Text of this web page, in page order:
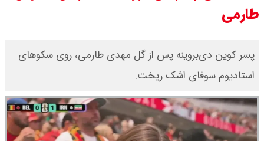
۱۴۰۵/ صعود طلا ادامه‌دار شد
۱۴۰۵ اعلام شد/ طلا بر مدار صعود
قیمت نفت امروز جمعه ۱۶ مرداد ۱۴۰۵
طارمی
پسر کوین دی‌بروینه پس از گل مهدی طارمی، روی سکوهای
استادیوم سوفای اشک ریخت.